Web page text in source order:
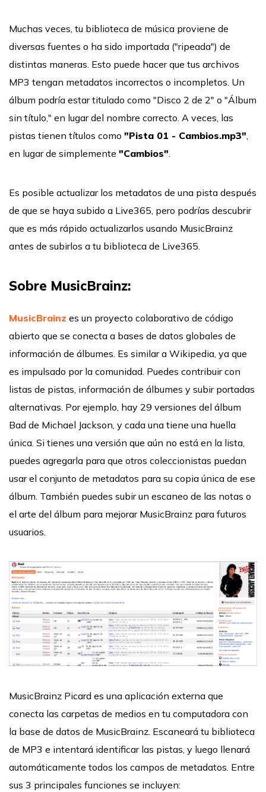
Muchas veces, tu biblioteca de música proviene de
diversas fuentes o ha sido importada ("ripeada") de
distintas maneras. Esto puede hacer que tus archivos
MP3 tengan metadatos incorrectos o incompletos. Un
álbum podría estar titulado como "Disco 2 de 2" o "Álbum
sin título," en lugar del nombre correcto. A veces, las
pistas tienen títulos como "Pista 01 - Cambios.mp3",
en lugar de simplemente "Cambios".
Es posible actualizar los metadatos de una pista después
de que se haya subido a Live365, pero podrías descubrir
que es más rápido actualizarlos usando MusicBrainz
antes de subirlos a tu biblioteca de Live365.
Sobre MusicBrainz:
MusicBrainz es un proyecto colaborativo de código
abierto que se conecta a bases de datos globales de
información de álbumes. Es similar a Wikipedia, ya que
es impulsado por la comunidad. Puedes contribuir con
listas de pistas, información de álbumes y subir portadas
alternativas. Por ejemplo, hay 29 versiones del álbum
Bad de Michael Jackson, y cada una tiene una huella
única. Si tienes una versión que aún no está en la lista,
puedes agregarla para que otros coleccionistas puedan
usar el conjunto de metadatos para su copia única de ese
álbum. También puedes subir un escaneo de las notas o
el arte del álbum para mejorar MusicBrainz para futuros
usuarios.
MusicBrainz Picard es una aplicación externa que
conecta las carpetas de medios en tu computadora con
la base de datos de MusicBrainz. Escaneará tu biblioteca
de MP3 e intentará identificar las pistas, y luego llenará
automáticamente todos los campos de metadatos. Entre
sus 3 principales funciones se incluyen: